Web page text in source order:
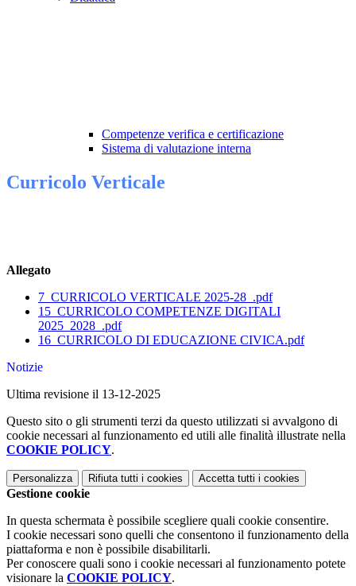
Competenze verifica e certificazione
Sistema di valutazione interna
Curricolo Verticale
Allegato
7_CURRICOLO VERTICALE 2025-28_.pdf
15_CURRICOLO COMPETENZE DIGITALI
2025_2028_.pdf
16_CURRICOLO DI EDUCAZIONE CIVICA.pdf
Notizie
Ultima revisione il 13-12-2025
Questo sito o gli strumenti terzi da questo utilizzati si avvalgono di
cookie necessari al funzionamento ed utili alle finalità illustrate nella
COOKIE POLICY.
Personalizza Rifiuta tutti i cookies Accetta tutti i cookies
Gestione cookie
In questa schermata è possibile scegliere quali cookie consentire.
I cookie necessari sono quelli che consentono il funzionamento della
piattaforma e non è possibile disabilitarli.
Per conoscere quali sono i cookie necessari al funzionamento potete
visionare la COOKIE POLICY.